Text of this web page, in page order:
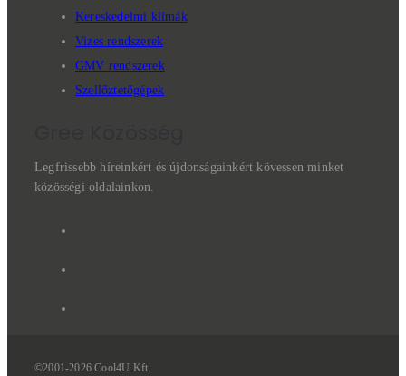
Kereskedelmi klímák
Vizes rendszerek
GMV rendszerek
Szellőztetőgépek
Legfrissebb híreinkért és újdonságainkért kövessen minket
közösségi oldalainkon.
©2001-2026 Cool4U Kft.